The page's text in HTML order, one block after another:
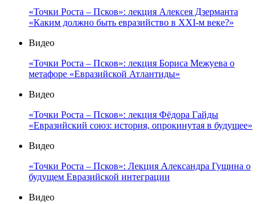
«Точки Роста – Псков»: лекция Алексея Дзерманта
«Каким должно быть евразийство в XXI-м веке?»
Видео
«Точки Роста – Псков»: лекция Бориса Межуева о
метафоре «Евразийской Атлантиды»
Видео
«Точки Роста – Псков»: лекция Фёдора Гайды
«Евразийский союз: история, опрокинутая в будущее»
Видео
«Точки Роста – Псков»: Лекция Александра Гущина о
будущем Евразийской интеграции
Видео